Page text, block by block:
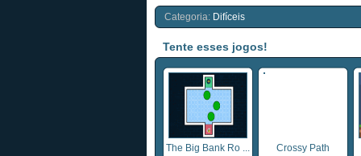
Categoria: Difíceis
Tente esses jogos!
The Big Bank Ro ... Crossy Path